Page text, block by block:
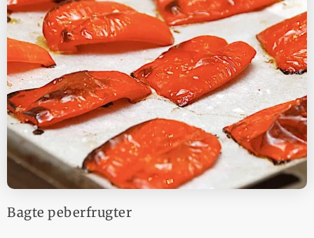
Bagte peberfrugter